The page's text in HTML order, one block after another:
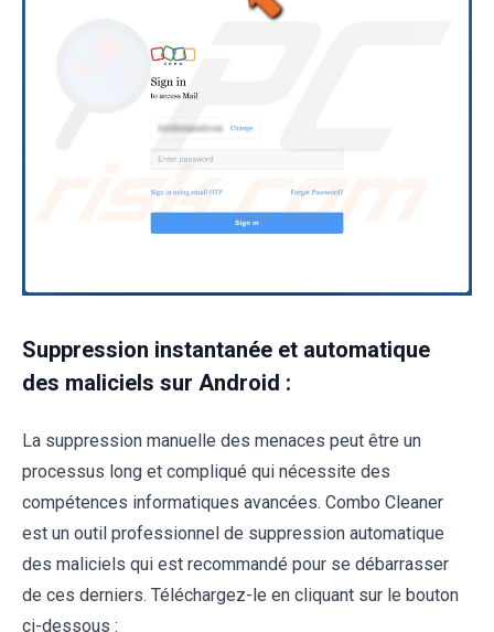
Suppression instantanée et automatique
des maliciels sur Android :
La suppression manuelle des menaces peut être un
processus long et compliqué qui nécessite des
compétences informatiques avancées. Combo Cleaner
est un outil professionnel de suppression automatique
des maliciels qui est recommandé pour se débarrasser
de ces derniers. Téléchargez-le en cliquant sur le bouton
ci-dessous :